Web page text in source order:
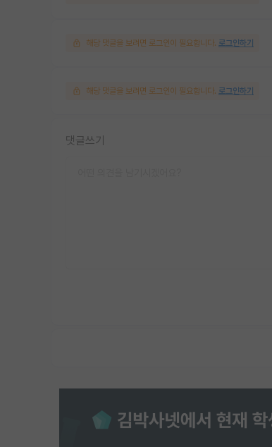
해당 댓글을 보려면 로그인이 필요합니다. 로그인하기
해당 댓글을 보려면 로그인이 필요합니다. 로그인하기
댓글쓰기